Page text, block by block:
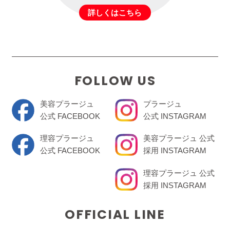
詳しくはこちら
FOLLOW US
美容プラージュ
公式 FACEBOOK
理容プラージュ
公式 FACEBOOK
プラージュ
公式 INSTAGRAM
美容プラージュ 公式
採用 INSTAGRAM
理容プラージュ 公式
採用 INSTAGRAM
OFFICIAL LINE